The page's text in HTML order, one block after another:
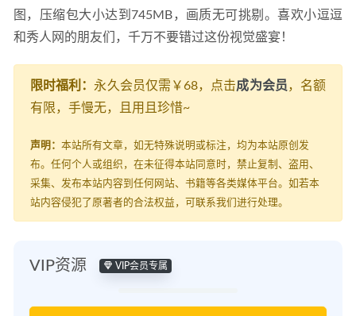
图，压缩包大小达到745MB，画质无可挑剔。喜欢小逗逗
和秀人网的朋友们，千万不要错过这份视觉盛宴！
限时福利： 永久会员仅需￥68，点击成为会员，名额
有限，手慢无，且用且珍惜~
声明： 本站所有文章，如无特殊说明或标注，均为本站原创发
布。任何个人或组织，在未征得本站同意时，禁止复制、盗用、
采集、发布本站内容到任何网站、书籍等各类媒体平台。如若本
站内容侵犯了原著者的合法权益，可联系我们进行处理。
VIP资源 VIP会员专属